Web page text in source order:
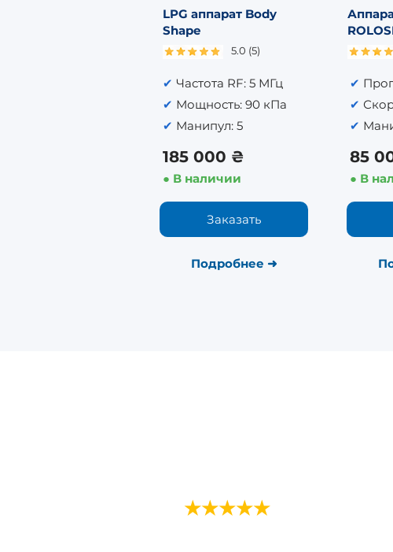
LPG аппарат Body
Shape
5.0 (5)
✔ Частота RF: 5 МГц
✔ Мощность: 90 кПа
✔ Манипул: 5
185 000 ₴
● В наличии
Заказать
Подробнее ➜
✔
✔
✔
85
● В
★★★★★